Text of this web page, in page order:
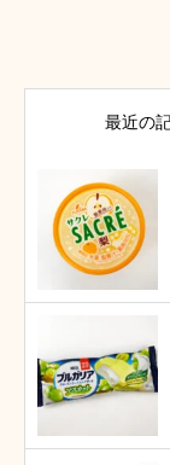
最近の